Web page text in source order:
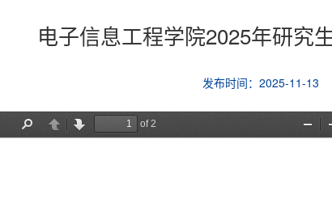
电子信息工程学院2025年研究
发布时间：2025-11-13